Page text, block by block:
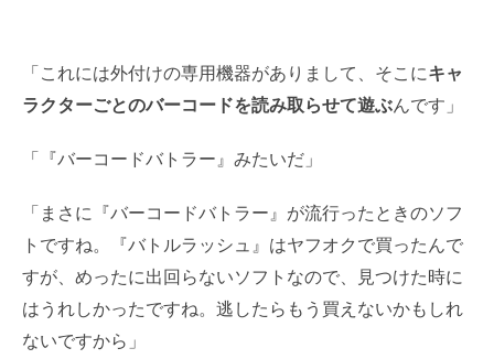
「これには外付けの専用機器がありまして、そこにキャ
ラクターごとのバーコードを読み取らせて遊ぶんです」
「『バーコードバトラー』みたいだ」
「まさに『バーコードバトラー』が流行ったときのソフ
トですね。『バトルラッシュ』はヤフオクで買ったんで
すが、めったに出回らないソフトなので、見つけた時に
はうれしかったですね。逃したらもう買えないかもしれ
ないですから」